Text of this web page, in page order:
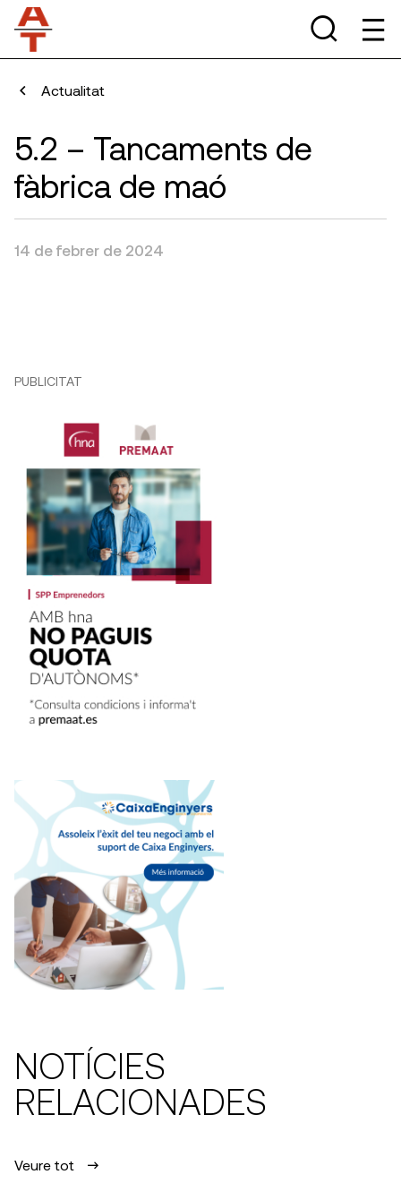
Actualitat
5.2 – Tancaments de
fàbrica de maó
14 de febrer de 2024
PUBLICITAT
NOTÍCIES
RELACIONADES
Veure tot